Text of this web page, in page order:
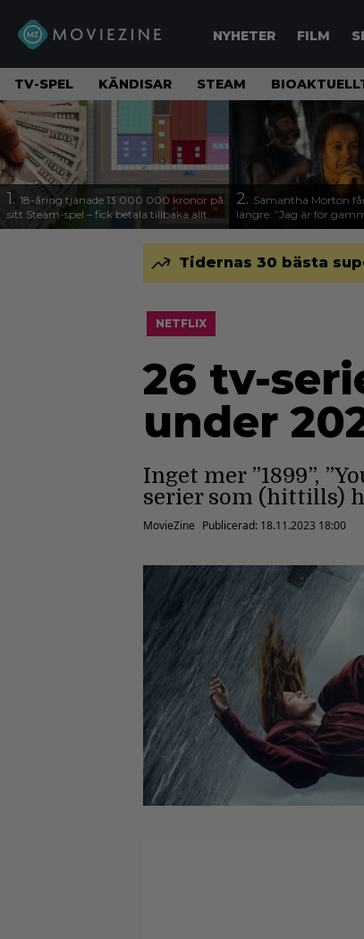
NYHETER FILM
TV-SPEL KÄNDISAR STEAM
1. 18-åring tjänade 13 000 000 kronor på
sitt Steam-spel – fick betala tillbaka allt
2. Samantha Morton
längre: ”Jag är för
Tidernas 30 bästa
NETFLIX
26 tv-
under
Inget mer ”1899”,
serier som (hittills)
MovieZine Publicerad: 18.11.2023 18:00